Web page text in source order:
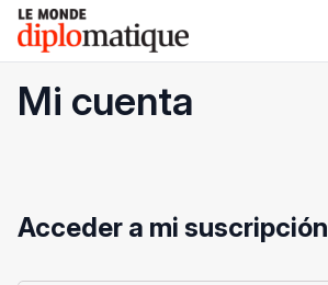
Skip
content
Le monde diplomatique
Mi cuenta
Acceder a mi suscripción